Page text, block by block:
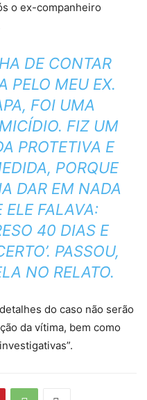
o ex-companheiro
DE CONTAR
PELO MEU EX.
FOI UMA
FIZ UM
PROTETIVA E
PORQUE
DAR EM NADA
ELE FALAVA:
40 DIAS E
PASSOU,
NO RELATO.
do caso não serão
da vítima, bem como